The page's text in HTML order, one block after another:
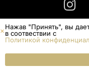
Не
© Veles
Нажав "Принять", вы
в соотвествии с
Политикой